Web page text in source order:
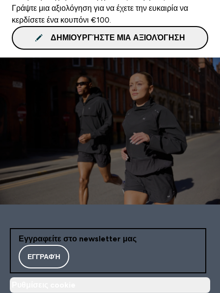
Γράψτε μια αξιολόγηση για να έχετε την ευκαιρία να
κερδίσετε ένα κουπόνι €100.
ΔΗΜΙΟΥΡΓΉΣΤΕ ΜΙΑ ΑΞΙΟΛΌΓΗΣΗ
Εγγραφείτε στο newsletter μας
ΕΓΓΡΑΦΉ